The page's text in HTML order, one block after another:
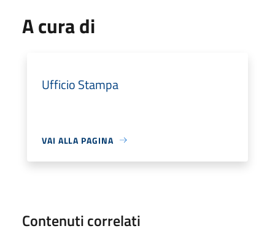
A cura di
Ufficio Stampa
VAI ALLA PAGINA
Contenuti correlati